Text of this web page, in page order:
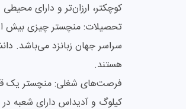
کوچکتر، ارزان‌تر و دارای
تحصیلات: منچستر چیزی بیش
سراسر جهان زبانزد می‌باشد.
هستند.
فرصت‌های شغلی: منچستر یک
کیلوگ و آدیداس دارای شعبه